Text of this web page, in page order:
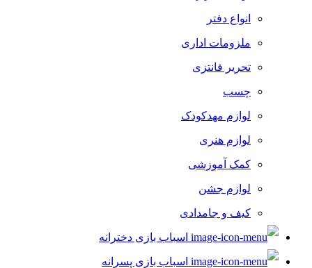
انواع دفتر
ملزومات اداری
تحریر فانتزی
چسب
لوازم مهدکودک
لوازم هنری
کمک آموزشی
لوازم جشن
کیف و جامدادی
اسباب بازی دخترانه
اسباب بازی پسرانه